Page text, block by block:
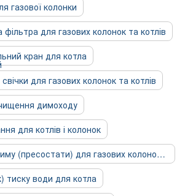
газової колонки
для газових колонок та котлів
кран для котла
для газових колонок та котлів
димоходу
для котлів і колонок
Реле тиску диму (пресостати) для газових колонок та котлів
тиску води для котла